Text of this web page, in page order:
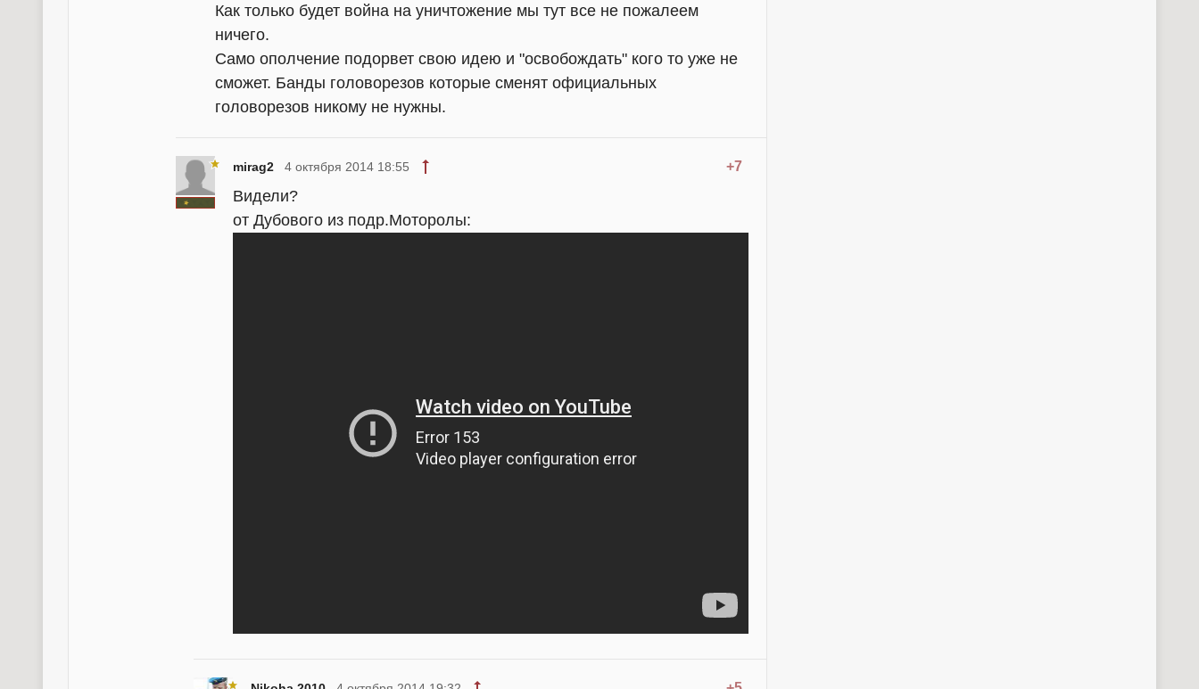
Как только будет война на уничтожение мы тут все не пожалеем
ничего.
Само ополчение подорвет свою идею и "освобождать" кого то уже не
сможет. Банды головорезов которые сменят официальных
головорезов никому не нужны.
mirag2 +7
4 октября 2014 18:55
Видели?
от Дубового из подр.Моторолы: